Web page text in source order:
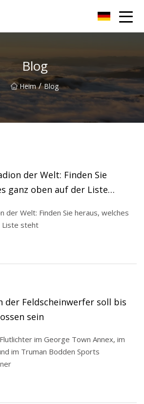
Blog
Heim / Blog
der Welt: Finden Sie
ganz oben auf der Liste
der Welt: Finden Sie heraus, welches
Liste steht
der Feldscheinwerfer soll bis
sein
im George Town Annex, im
im Truman Bodden Sports